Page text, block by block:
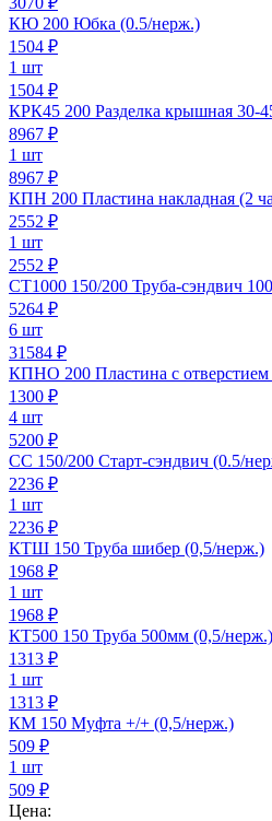
КЮ 200 Юбка (0.5/нерж.)
1504 ₽
1 шт
1504 ₽
КРК45 200 Разделка крышная 30-
8967 ₽
1 шт
8967 ₽
КПН 200 Пластина накладная (2
2552 ₽
1 шт
2552 ₽
СТ1000 150/200 Труба-сэндвич
5264 ₽
6 шт
31584 ₽
КПНО 200 Пластина с отверстием
1300 ₽
4 шт
5200 ₽
СС 150/200 Старт-сэндвич (0.5/
2236 ₽
1 шт
2236 ₽
КТШ 150 Труба шибер (0,5/нерж.)
1968 ₽
1 шт
1968 ₽
КТ500 150 Труба 500мм (0,5/нерж.)
1313 ₽
1 шт
1313 ₽
КМ 150 Муфта +/+ (0,5/нерж.)
509 ₽
1 шт
509 ₽
Цена: